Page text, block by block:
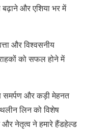
और एशिया भर में
और विश्वसनीय
को सफल होने में
समर्पण और कड़ी मेहनत
लिन को विशेष
नेतृत्व ने हमारे हैंडहेल्ड